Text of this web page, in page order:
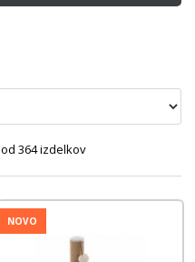
od 364izdelkov
NOVO